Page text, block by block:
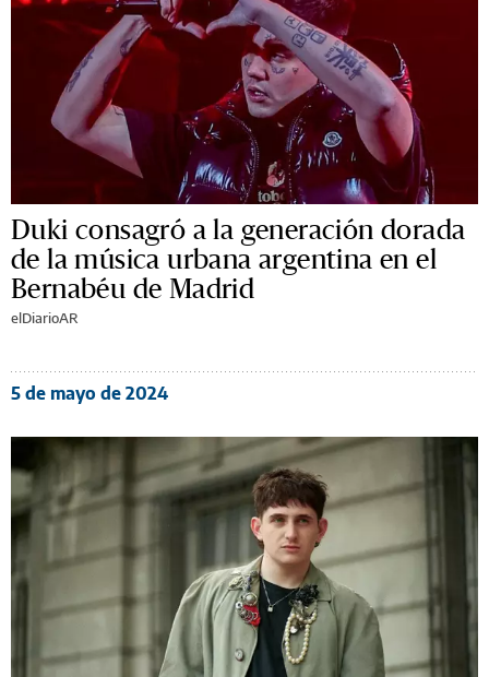
Duki consagró a la generación dorada
de la música urbana argentina en el
Bernabéu de Madrid
elDiarioAR
5 de mayo de 2024